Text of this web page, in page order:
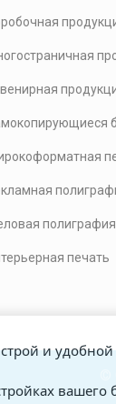
полиграфия
печать
и
вашего